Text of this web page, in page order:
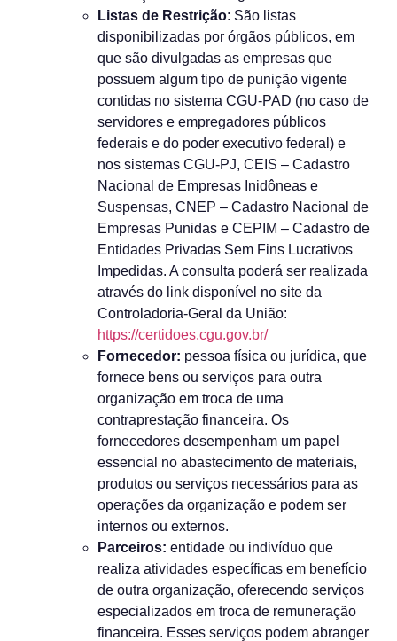
Listas de Restrição: São listas
disponibilizadas por órgãos públicos, em
que são divulgadas as empresas que
possuem algum tipo de punição vigente
contidas no sistema CGU-PAD (no caso de
servidores e empregadores públicos
federais e do poder executivo federal) e
nos sistemas CGU-PJ, CEIS – Cadastro
Nacional de Empresas Inidôneas e
Suspensas, CNEP – Cadastro Nacional de
Empresas Punidas e CEPIM – Cadastro de
Entidades Privadas Sem Fins Lucrativos
Impedidas. A consulta poderá ser realizada
através do link disponível no site da
Controladoria-Geral da União:
https://certidoes.cgu.gov.br/
Fornecedor: pessoa física ou jurídica, que
fornece bens ou serviços para outra
organização em troca de uma
contraprestação financeira. Os
fornecedores desempenham um papel
essencial no abastecimento de materiais,
produtos ou serviços necessários para as
operações da organização e podem ser
internos ou externos.
Parceiros: entidade ou indivíduo que
realiza atividades específicas em benefício
de outra organização, oferecendo serviços
especializados em troca de remuneração
financeira. Esses serviços podem abranger